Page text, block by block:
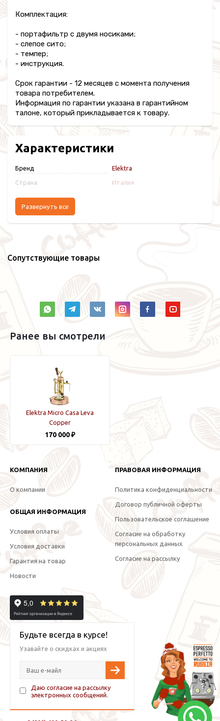
Комплектация:
- портафильтр с двумя носиками;
- слепое сито;
- темпер;
- инструкция.
Срок гарантии - 12 месяцев с момента получения
товара потребителем.
Информация по гарантии указана в гарантийном
талоне, который прикладывается к товару.
Характеристики
Бренд Elektra
Страна Италия
Развернуть все
Сопутствующие товары
Ранее вы смотрели
Elektra Micro Casa Leva
Copper
170 000 ₽
КОМПАНИЯ
О компании
ОБЩАЯ ИНФОРМАЦИЯ
Условия оплаты
Условия доставки
Гарантия на товар
Новости
ПРАВОВАЯ ИНФОРМАЦИЯ
Политика конфиденциальности
Договор публичной оферты
Пользовательское соглашение
Согласие на обработку
персональных данных
Согласие на рассылку
Будьте всегда в курсе!
Узавайте о скидках и акциях
Даю согласие на рассылку
электронных сообщений.